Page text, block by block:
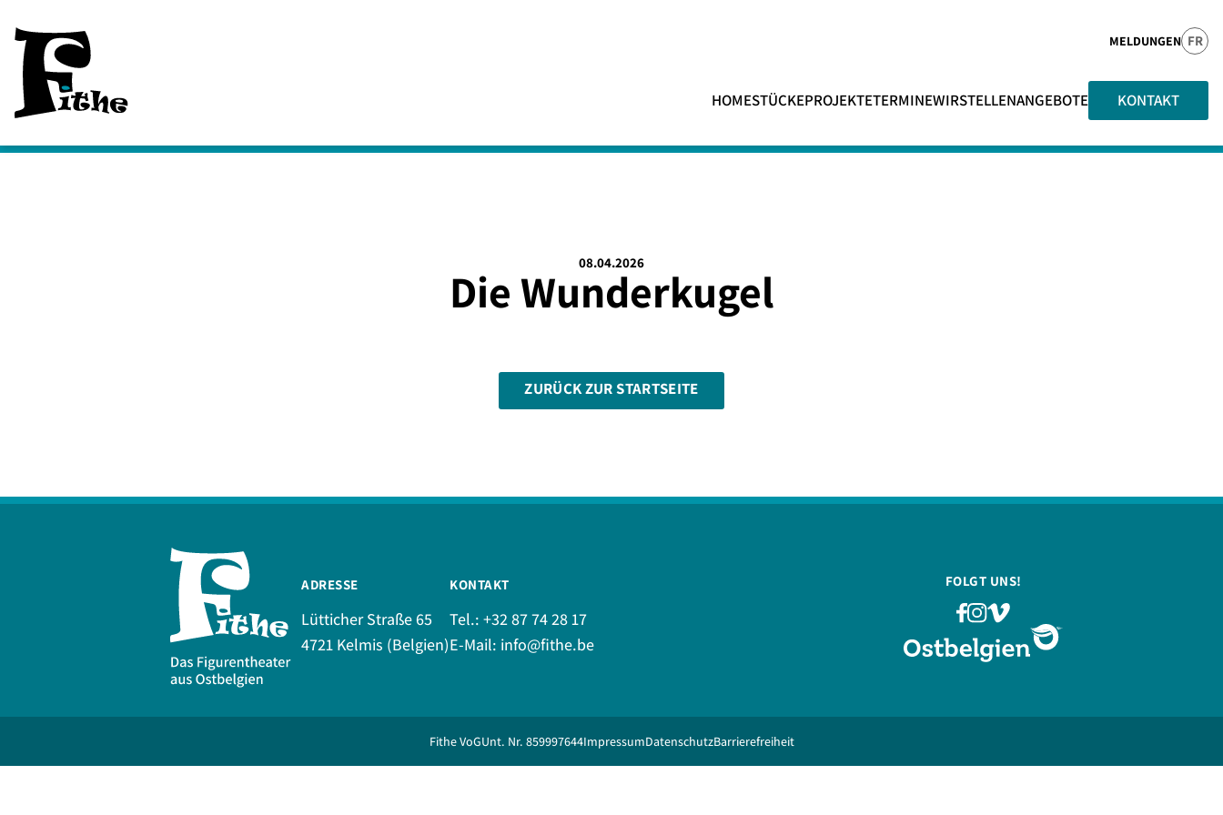
MELDUNGEN FR
HOMESTÜCKEPROJEKTETERMINEWIRSTELLENANGEBOTE KONTAKT
08.04.2026
Die Wunderkugel
ZURÜCK ZUR STARTSEITE
ADRESSE
Lütticher Straße 65
4721 Kelmis (Belgien)
KONTAKT
Tel.: +32 87 74 28 17
E-Mail: info@fithe.be
FOLGT UNS!
Fithe VoGUnt. Nr. 859997644ImpressumDatenschutzBarrierefreiheit